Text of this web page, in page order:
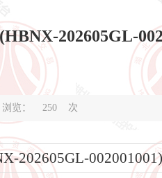
202605GL-
浏览： 250 次
202605GL-